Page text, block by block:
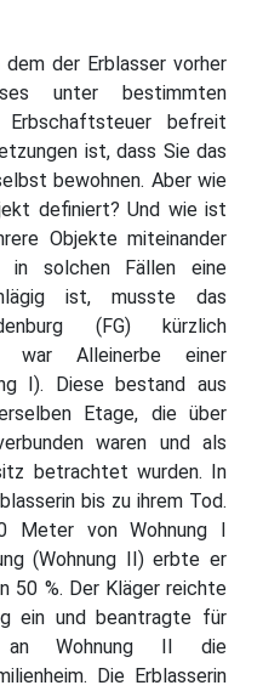
der Erblasser vorher
unter bestimmten
befreit
ist, dass Sie das
bewohnen. Aber wie
definiert? Und wie ist
Objekte miteinander
in solchen Fällen eine
ist, musste das
(FG) kürzlich
war Alleinerbe einer
I). Diese bestand aus
Etage, die über
waren und als
betrachtet wurden. In
bis zu ihrem Tod.
Meter von Wohnung I
(Wohnung II) erbte er
50 %. Der Kläger reichte
ein und beantragte für
an Wohnung II die
Die Erblasserin